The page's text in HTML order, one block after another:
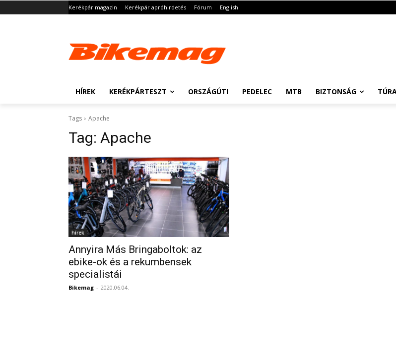
Kerékpár magazin Kerékpár apróhirdetés Fórum English
HÍREK KERÉKPÁRTESZT ORSZÁGÚTI PEDELEC MTB BIZTONSÁG
Tags Apache
Tag: Apache
hírek
Annyira Más Bringaboltok: az
ebike-ok és a rekumbensek
specialistái
Bikemag - 2020.06.04.